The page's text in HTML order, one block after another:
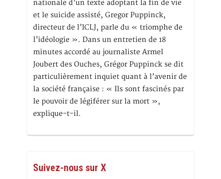
nationale d’un texte adoptant la fin de vie
et le suicide assisté, Gregor Puppinck,
directeur de l’ICLJ, parle du « triomphe de
l’idéologie ». Dans un entretien de 18
minutes accordé au journaliste Armel
Joubert des Ouches, Grégor Puppinck se dit
particulièrement inquiet quant à l’avenir de
la société française : « Ils sont fascinés par
le pouvoir de légiférer sur la mort »,
explique-t-il.
Suivez-nous sur X